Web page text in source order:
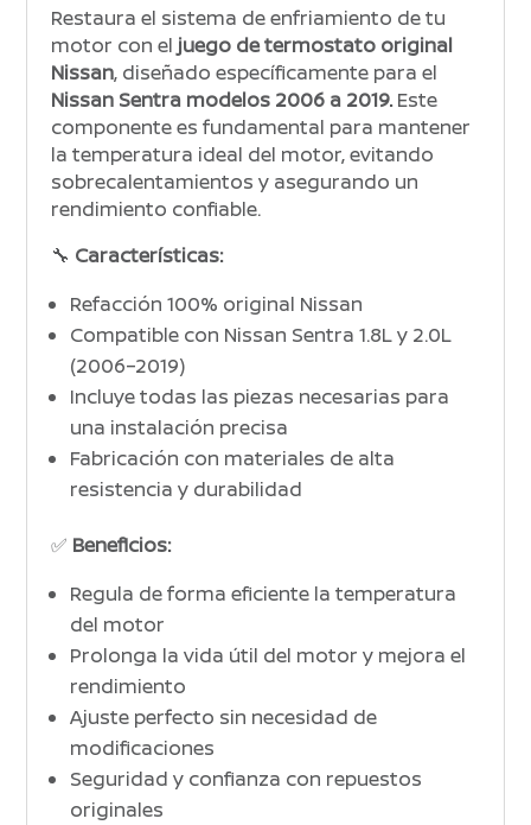
Restaura el sistema de enfriamiento de tu
motor con el juego de termostato original
Nissan, diseñado específicamente para el
Nissan Sentra modelos 2006 a 2019.Este
componente es fundamental para mantener
la temperatura ideal del motor, evitando
sobrecalentamientos y asegurando un
rendimiento confiable.
🔧 Características:
Refacción 100% original Nissan
Compatible con Nissan Sentra 1.8L y 2.0L
(2006–2019)
Incluye todas las piezas necesarias para
una instalación precisa
Fabricación con materiales de alta
resistencia y durabilidad
✅ Beneficios:
Regula de forma eficiente la temperatura
del motor
Prolonga la vida útil del motor y mejora el
rendimiento
Ajuste perfecto sin necesidad de
modificaciones
Seguridad y confianza con repuestos
originales